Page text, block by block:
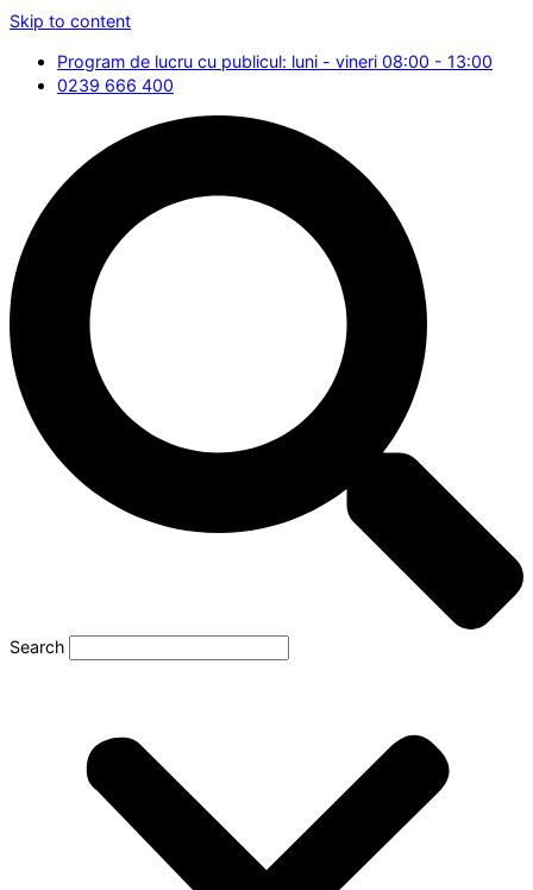
Skip to content
Program de lucru cu publicul: luni - vineri 08:00 - 13:00
0239 666 400
Search